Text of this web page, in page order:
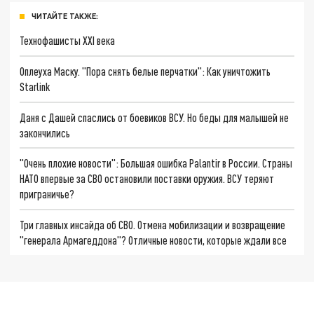
ЧИТАЙТЕ ТАКЖЕ:
Технофашисты XXI века
Оплеуха Маску. "Пора снять белые перчатки": Как уничтожить
Starlink
Даня с Дашей спаслись от боевиков ВСУ. Но беды для малышей не
закончились
"Очень плохие новости": Большая ошибка Palantir в России. Страны
НАТО впервые за СВО остановили поставки оружия. ВСУ теряют
приграничье?
Три главных инсайда об СВО. Отмена мобилизации и возвращение
"генерала Армагеддона"? Отличные новости, которые ждали все